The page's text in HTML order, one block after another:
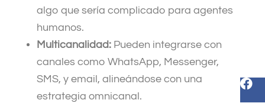
algo que sería complicado para agentes
humanos.
Multicanalidad: Pueden integrarse con
canales como WhatsApp, Messenger,
SMS, y email, alineándose con una
estrategia omnicanal.